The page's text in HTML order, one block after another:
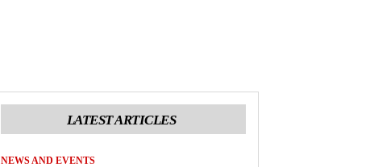
LATEST ARTICLES
NEWS AND EVENTS